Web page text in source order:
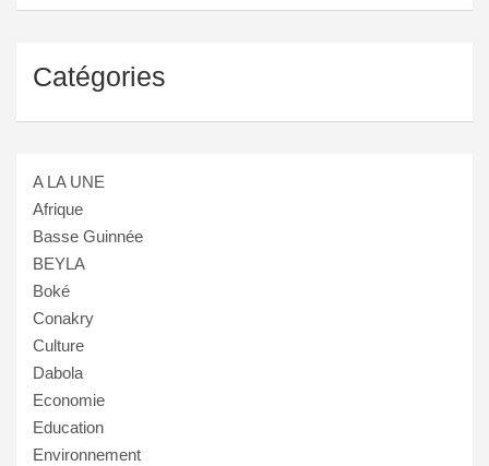
Catégories
A LA UNE
Afrique
Basse Guinnée
BEYLA
Boké
Conakry
Culture
Dabola
Economie
Education
Environnement